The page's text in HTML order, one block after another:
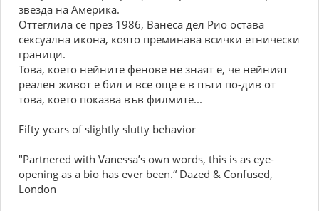
звезда на Америка.
Оттеглила се през 1986, Ванеса дел Рио остава
сексуална икона, която преминава всички етнически
граници.
Това, което нейните фенове не знаят е, че нейният
реален живот е бил и все още е в пъти по-див от
това, което показва във филмите...
Fifty years of slightly slutty behavior
"Partnered with Vanessa’s own words, this is as eye-
opening as a bio has ever been.“ Dazed & Confused,
London